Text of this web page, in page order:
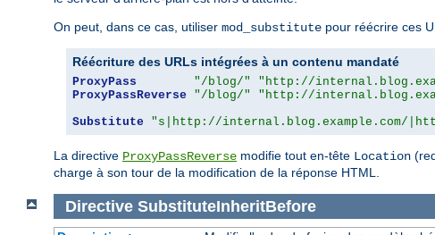
On peut, dans ce cas, utiliser mod_substitute pour réécrire ces
Réécriture des URLs intégrées à un contenu mandaté
ProxyPass "/blog/"
"http://
ProxyPassReverse
"/blog/"
"http://
Substitute
"s|http://internal.blog.example.com/
La directive ProxyPassReverse modifie tout en-tête Location
charge à son tour de la modification de la réponse HTML.
Directive SubstituteInheritBefore